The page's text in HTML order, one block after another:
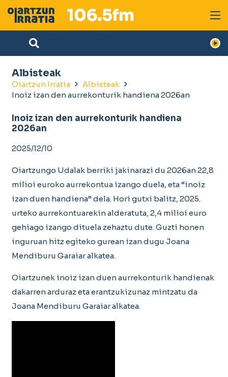
Albisteak
Oiartzun Irratia
Albisteak
Inoiz izan den aurrekonturik handiena 2026an
Inoiz izan den aurrekonturik handiena
2026an
2025/12/10
Oiartzungo Udalak berriki jakinarazi du 2026an 22,8
milioi euroko aurrekontua izango duela, eta “inoiz
izan duen handiena” dela. Hori gutxi balitz, 2025.
urteko aurrekontuarekin alderatuta, 2,4 milioi euro
gehiago izango dituela zehaztu dute. Guzti honen
inguruan hitz egiteko gurean izan dugu Joana
Mendiburu Garaiar alkatea.
Oiartzunek inoiz izan duen aurrekonturik handienak
dakarren arduraz eta erantzukizunaz mintzatu da
Joana Mendiburu Garaiar alkatea.